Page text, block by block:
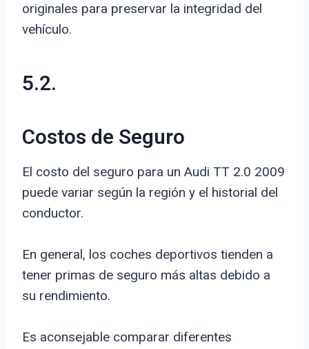
originales para preservar la integridad del
vehículo.
5.2.
Costos de Seguro
El costo del seguro para un Audi TT 2.0 2009
puede variar según la región y el historial del
conductor.
En general, los coches deportivos tienden a
tener primas de seguro más altas debido a
su rendimiento.
Es aconsejable comparar diferentes